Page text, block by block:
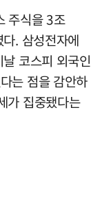
주식을 3조
. 삼성전자에
코스피 외국인
는 점을 감안하
가 집중됐다는